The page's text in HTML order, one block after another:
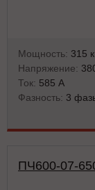
Мощность: 315
Напряжение:
Ток: 585 А
Фазность: 3
ПЧ600-07-